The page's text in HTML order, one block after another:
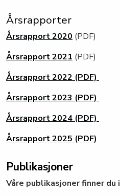
Årsrapporter
Årsrapport 2020 (PDF)
Årsrapport 2021 (PDF)
Årsrapport 2022 (PDF)
Årsrapport 2023 (PDF)
Årsrapport 2024 (PDF)
Årsrapport 2025 (PDF)
Publikasjoner
Våre publikasjoner finner du i